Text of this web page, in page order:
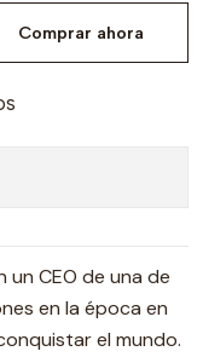
Comprar ahora
un CEO de una de
en la época en
el mundo.